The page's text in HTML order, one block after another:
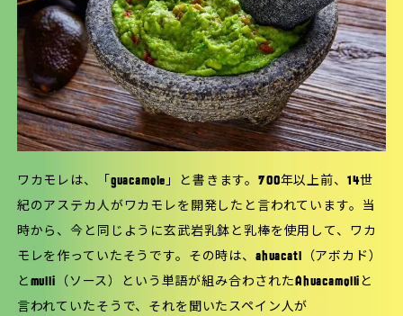
ワカモレは、「guacamole」と書きます。700年以上前、14世
紀のアステカ人がワカモレを開発したと言われています。当
時から、今と同じように玄武岩乳鉢と乳棒を使用して、ワカ
モレを作っていたそうです。その時は、ahuacatl（アボカド）
とmulli（ソース）という単語が組み合わされたAhuacamolliと
言われていたそうで、それを聞いたスペイン人が